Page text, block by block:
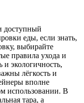
доступный
еды, если знать,
выбирайте
правила ухода и
экологичность,
лёгкость и
вполне
использовании. В
тара, а